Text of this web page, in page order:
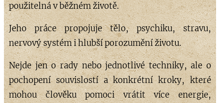
použitelná v běžném životě.
Jeho práce propojuje tělo, psychiku, stravu,
nervový systém i hlubší porozumění životu.
Nejde jen o rady nebo jednotlivé techniky, ale o
pochopení souvislostí a konkrétní kroky, které
mohou člověku pomoci vrátit více energie,